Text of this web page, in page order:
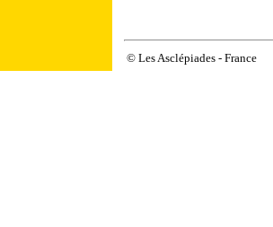
© Les Asclépiades - France